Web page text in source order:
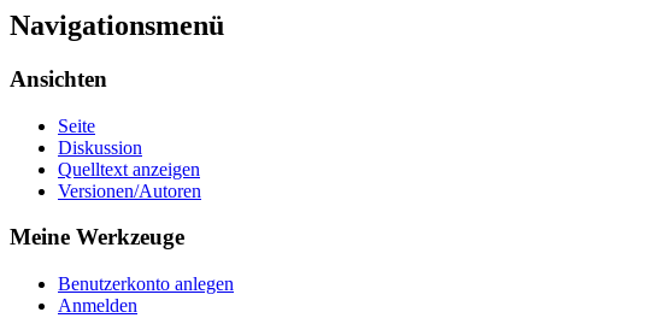
Navigationsmenü
Ansichten
Seite
Diskussion
Quelltext anzeigen
Versionen/Autoren
Meine Werkzeuge
Benutzerkonto anlegen
Anmelden